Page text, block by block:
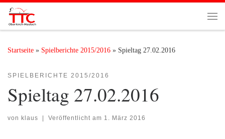
Zum Inhalt springen
Startseite » Spielberichte 2015/2016 » Spieltag 27.02.2016
SPIELBERICHTE 2015/2016
Spieltag 27.02.2016
von klaus Veröffentlicht am 1. März 2016